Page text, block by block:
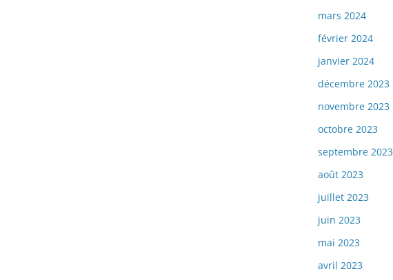
mars 2024
février 2024
janvier 2024
décembre 2023
novembre 2023
octobre 2023
septembre 2023
août 2023
juillet 2023
juin 2023
mai 2023
avril 2023